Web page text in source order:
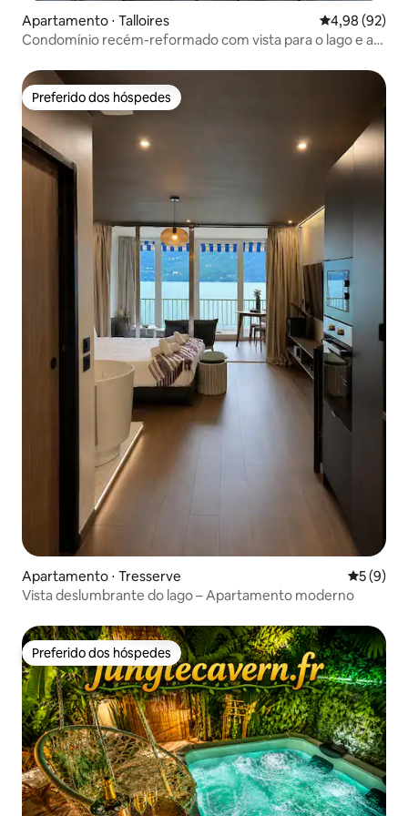
Apartamento ⋅ Talloires 4,98 de uma
4,98 (92)
Condomínio recém-reformado com vista para o lago e a
Preferido dos hóspedes
Preferido dos hóspedes
Apartamento ⋅ Tresserve 5 de
5 (9)
Vista deslumbrante do lago – Apartamento moderno
Preferido dos hóspedes
Preferido dos hóspedes